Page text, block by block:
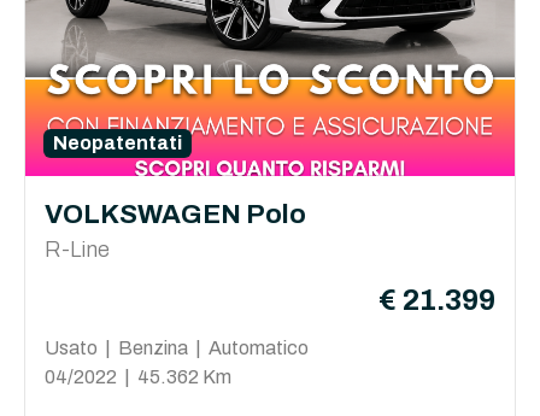
Neopatentati
VOLKSWAGEN Polo
R-Line
€ 21.399
Usato | Benzina | Automatico
04/2022 | 45.362 Km